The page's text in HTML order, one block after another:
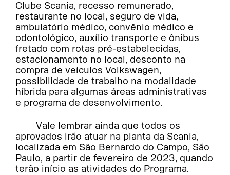
Clube Scania, recesso remunerado,
restaurante no local, seguro de vida,
ambulatório médico, convênio médico e
odontológico, auxílio transporte e ônibus
fretado com rotas pré-estabelecidas,
estacionamento no local, desconto na
compra de veículos Volkswagen,
possibilidade de trabalho na modalidade
híbrida para algumas áreas administrativas
e programa de desenvolvimento.
Vale lembrar ainda que todos os
aprovados irão atuar na planta da Scania,
localizada em São Bernardo do Campo, São
Paulo, a partir de fevereiro de 2023, quando
terão início as atividades do Programa.